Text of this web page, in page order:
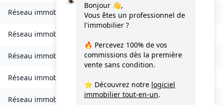
Réseau immobilier Château-Verdun (09310)
Réseau immobilier
Réseau immobilier Coussa(09120)
Réseau immobilier
Réseau immobilier Esplas(09700)
Bonjour 👋,
Vous êtes un professionnel de
l'immobilier ?
🔥 Percevez 100% de vos
commissions dès la première
vente sans condition.
⭐ Découvrez notre logiciel
immobilier tout-en-un.